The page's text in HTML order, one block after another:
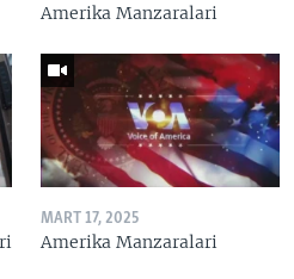
Amerika Manzaralari
MART 17, 2025
Amerika Manzaralari